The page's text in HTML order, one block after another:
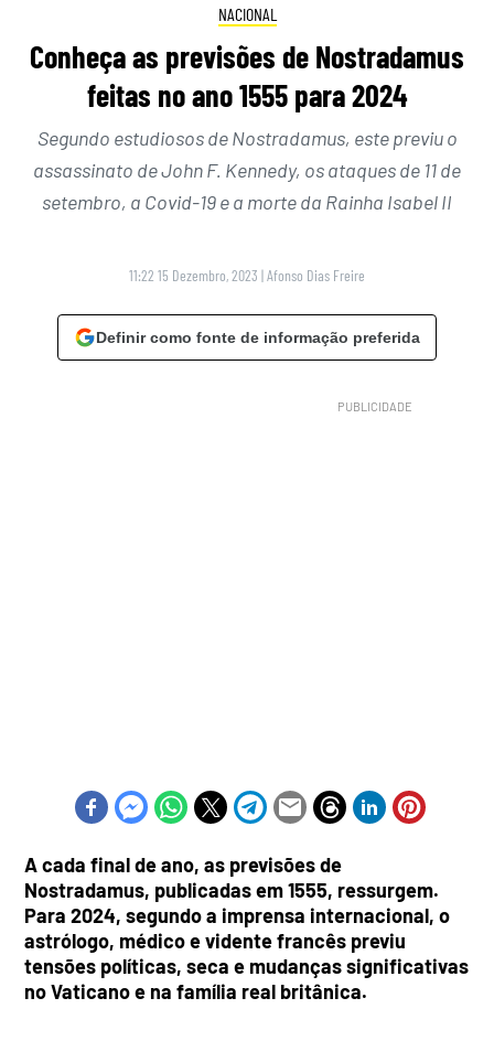
NACIONAL
Conheça as previsões de Nostradamus
feitas no ano 1555 para 2024
Segundo estudiosos de Nostradamus, este previu o
assassinato de John F. Kennedy, os ataques de 11 de
setembro, a Covid-19 e a morte da Rainha Isabel II
11:22 15 Dezembro, 2023 |Afonso Dias Freire
Definir como fonte de informação preferida
A cada final de ano, as previsões de
Nostradamus, publicadas em 1555, ressurgem.
Para 2024, segundo a imprensa internacional, o
astrólogo, médico e vidente francês previu
tensões políticas, seca e mudanças significativas
no Vaticano e na família real britânica.